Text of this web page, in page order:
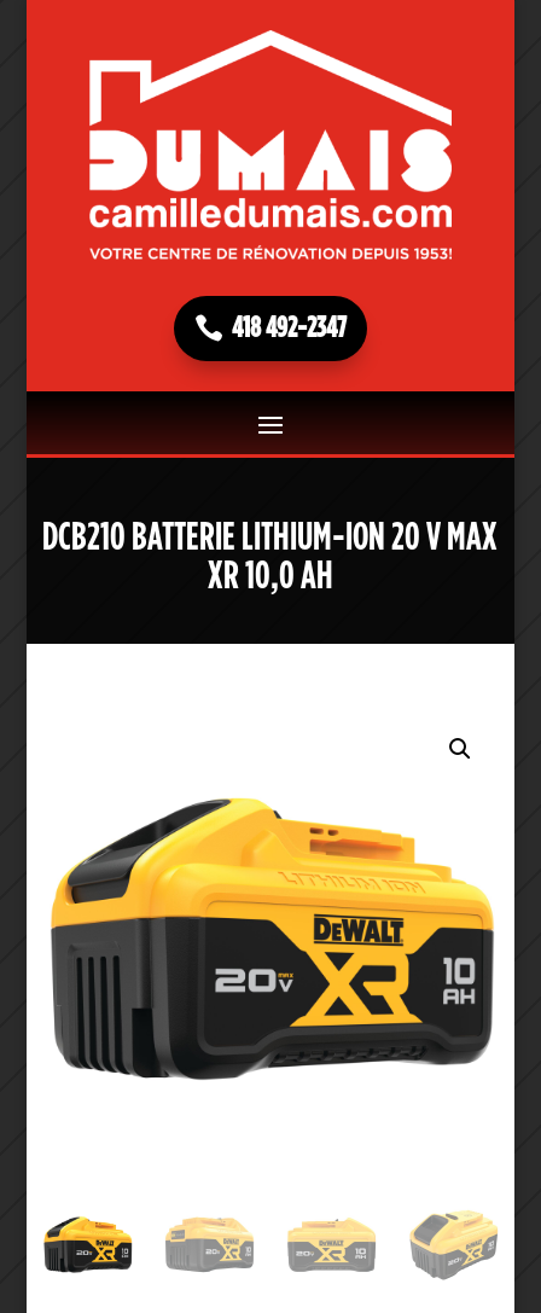
418 492-2347
DCB210 BATTERIE LITHIUM-ION 20 V MAX
XR 10,0 AH